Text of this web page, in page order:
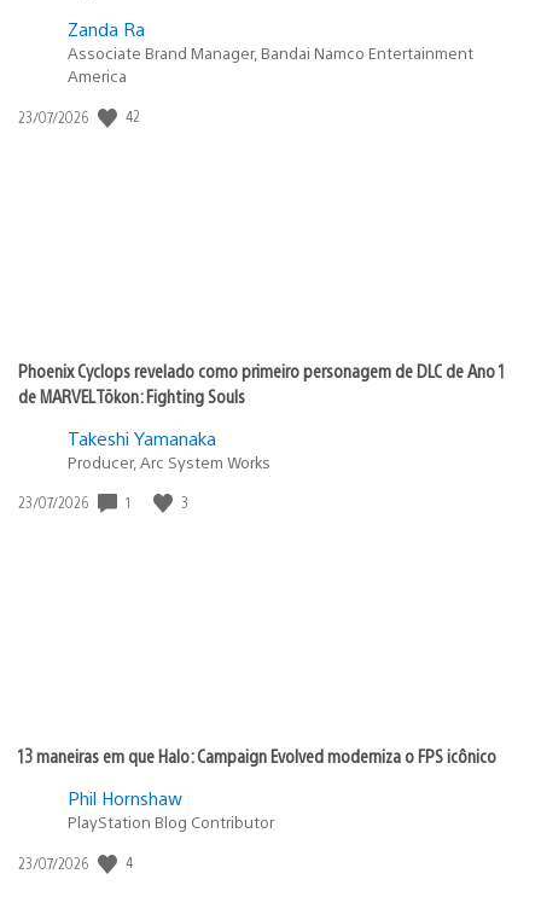
Zanda Ra
Associate Brand Manager, Bandai Namco Entertainment
America
Data
23/07/2026 42
Phoenix Cyclops revelado como primeiro personagem de DLC de Ano 1
de MARVEL Tōkon: Fighting Souls
Takeshi Yamanaka
Producer, Arc System Works
Data
23/07/2026 1 3
13 maneiras em que Halo: Campaign Evolved moderniza o FPS icônico
Phil Hornshaw
PlayStation Blog Contributor
Data
23/07/2026 4